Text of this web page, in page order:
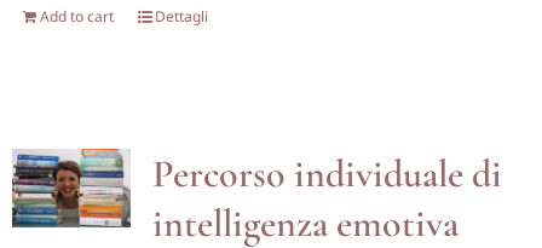
Add to cart Dettagli
Percorso individuale di
intelligenza emotiva